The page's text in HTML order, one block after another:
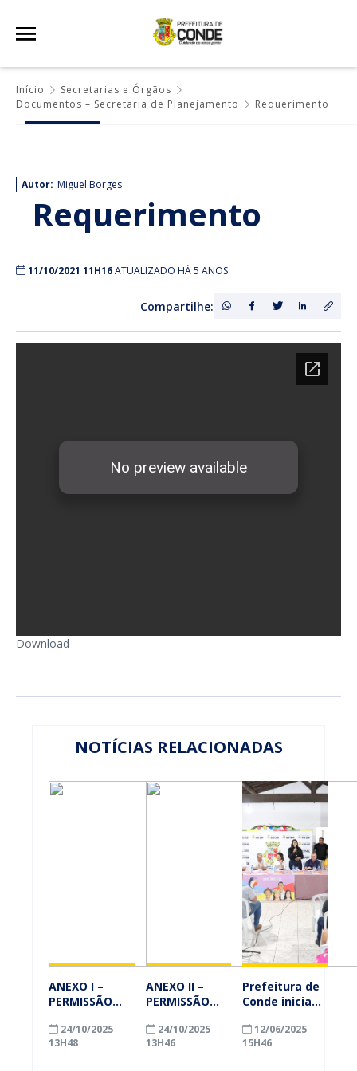
Início
Secretarias e Órgãos
Documentos – Secretaria de Planejamento
Requerimento
Autor: Miguel Borges
Requerimento
11/10/2021 11H16ATUALIZADO HÁ 5 ANOS
Compartilhe:
Download
NOTÍCIAS RELACIONADAS
ANEXO I –
PERMISSÃO
PARA
PROJETOS DE
24/10/2025
13H48
ANEXO II –
PERMISSÃO
PARA
PROJETOS DE
24/10/2025
13H46
Prefeitura de
Conde inicia
popular do
Orçamento
12/06/2025
15H46